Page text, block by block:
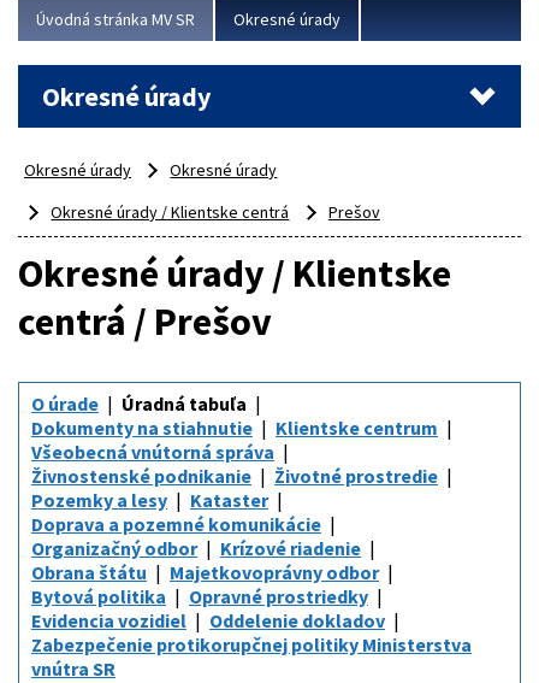
Viac
Úvodná stránka MV SR Okresné úrady
Okresné úrady
Okresné úrady
Okresné úrady
Okresné úrady / Klientske centrá
Prešov
Okresné úrady / Klientske
centrá / Prešov
O úrade
Úradná tabuľa
Dokumenty na stiahnutie
Klientske centrum
Všeobecná vnútorná správa
Živnostenské podnikanie
Životné prostredie
Pozemky a lesy
Kataster
Doprava a pozemné komunikácie
Organizačný odbor
Krízové riadenie
Obrana štátu
Majetkovoprávny odbor
Bytová politika
Opravné prostriedky
Evidencia vozidiel
Oddelenie dokladov
Zabezpečenie protikorupčnej politiky Ministerstva
vnútra SR